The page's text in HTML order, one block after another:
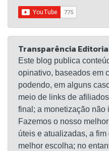
Transparência
Este blog publica
opinativo, baseados em
podendo, em alguns
meio de links de
final; a monetização
Fazemos o nosso
úteis e atualizadas, a
melhor escolha; no